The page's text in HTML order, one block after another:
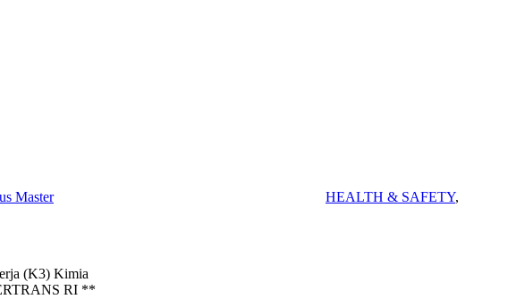
Master HEALTH & SAFETY,
(K3) Kimia
RI **